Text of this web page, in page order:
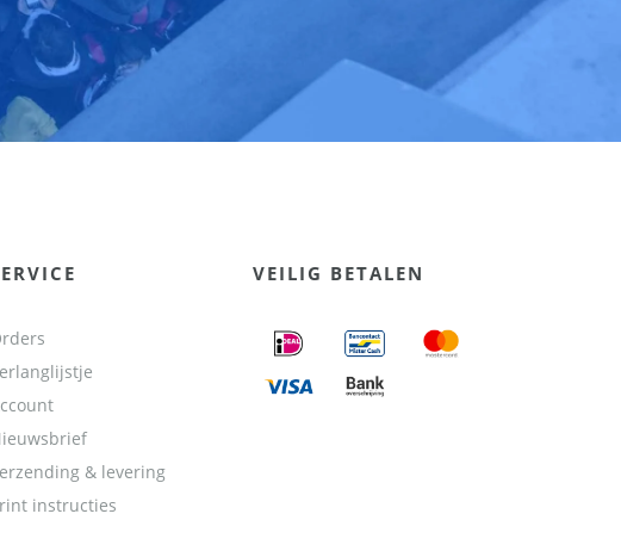
& levering
instructies
VEILIG BETALEN